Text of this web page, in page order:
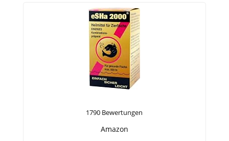
1790 Bewertungen
Amazon